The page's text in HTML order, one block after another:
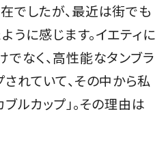
でしたが、最近は街でも
うに感じます。イエティに
なく、高性能なタンブラ
れていて、その中から私
ルカップ」。その理由は